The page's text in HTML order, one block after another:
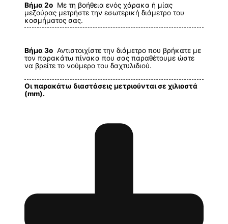
Βήμα 2ο Με τη βοήθεια ενός χάρακα ή μίας
μεζούρας μετρήστε την εσωτερική διάμετρο του
κοσμήματος σας.
Βήμα 3ο Αντιστοιχίστε την διάμετρο που βρήκατε με
τον παρακάτω πίνακα που σας παραθέτουμε ώστε
να βρείτε το νούμερο του δαχτυλιδιού.
Οι παρακάτω διαστάσεις μετριούνται σε χιλιοστά
(mm).